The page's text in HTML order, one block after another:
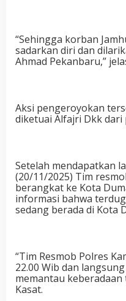
“Sehingga korban
sadarkan diri dan
Ahmad Pekanbaru,”
Aksi pengeroyokan
diketuai Alfajri Dkk dari
Setelah mendapatkan
(20/11/2025) Tim
berangkat ke Kota
informasi bahwa
sedang berada di Kota
“Tim Resmob Polres
22.00 Wib dan
memantau
Kasat.